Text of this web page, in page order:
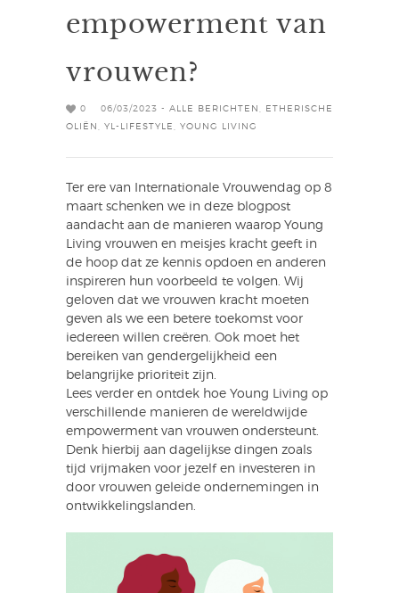
empowerment van
vrouwen?
0 06/03/2023 - ALLE BERICHTEN
ETHERISCHE
OLIËN
YL-LIFESTYLE YOUNG LIVING
Ter ere van Internationale Vrouwendag op 8
maart schenken we in deze blogpost
aandacht aan de manieren waarop Young
Living vrouwen en meisjes kracht geeft in
de hoop dat ze kennis opdoen en anderen
inspireren hun voorbeeld te volgen. Wij
geloven dat we vrouwen kracht moeten
geven als we een betere toekomst voor
iedereen willen creëren. Ook moet het
bereiken van gendergelijkheid een
belangrijke prioriteit zijn.
Lees verder en ontdek hoe Young Living op
verschillende manieren de wereldwijde
empowerment van vrouwen ondersteunt.
Denk hierbij aan dagelijkse dingen zoals
tijd vrijmaken voor jezelf en investeren in
door vrouwen geleide ondernemingen in
ontwikkelingslanden.